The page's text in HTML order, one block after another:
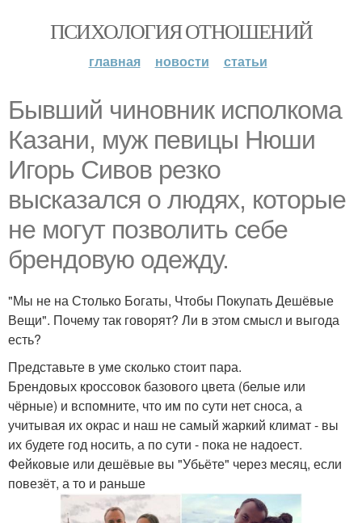
ПСИХОЛОГИЯ ОТНОШЕНИЙ
главная новости статьи
Бывший чиновник исполкома
Казани, муж певицы Нюши
Игорь Сивов резко
высказался о людях, которые
не могут позволить себе
брендовую одежду.
"Мы не на Столько Богаты, Чтобы Покупать Дешёвые
Вещи". Почему так говорят? Ли в этом смысл и выгода
есть?
Представьте в уме сколько стоит пара.
Брендовых кроссовок базового цвета (белые или
чёрные) и вспомните, что им по сути нет сноса, а
учитывая их окрас и наш не самый жаркий климат - вы
их будете год носить, а по сути - пока не надоест.
Фейковые или дешёвые вы "Убьёте" через месяц, если
повезёт, а то и раньше